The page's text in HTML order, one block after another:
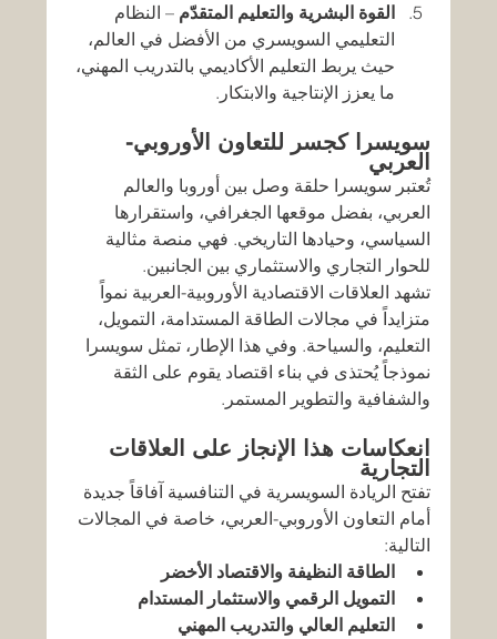
القوة البشرية والتعليم المتقدّم – النظام
التعليمي السويسري من الأفضل في العالم،
حيث يربط التعليم الأكاديمي بالتدريب المهني،
ما يعزز الإنتاجية والابتكار.
سويسرا كجسر للتعاون الأوروبي-
العربي
تُعتبر سويسرا حلقة وصل بين أوروبا والعالم
العربي، بفضل موقعها الجغرافي، واستقرارها
السياسي، وحيادها التاريخي. فهي منصة مثالية
للحوار التجاري والاستثماري بين الجانبين.
تشهد العلاقات الاقتصادية الأوروبية-العربية نمواً
متزايداً في مجالات الطاقة المستدامة، التمويل،
التعليم، والسياحة. وفي هذا الإطار، تمثل سويسرا
نموذجاً يُحتذى في بناء اقتصاد يقوم على الثقة
والشفافية والتطوير المستمر.
انعكاسات هذا الإنجاز على العلاقات
التجارية
تفتح الريادة السويسرية في التنافسية آفاقاً جديدة
أمام التعاون الأوروبي-العربي، خاصة في المجالات
التالية:
الطاقة النظيفة والاقتصاد الأخضر
التمويل الرقمي والاستثمار المستدام
التعليم العالي والتدريب المهني